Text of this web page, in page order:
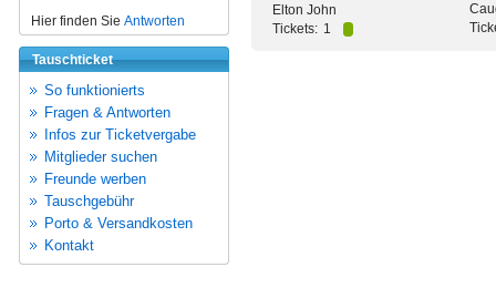
Hier finden Sie Antworten
Tauschticket
So funktionierts
Fragen & Antworten
Infos zur Ticketvergabe
Mitglieder suchen
Freunde werben
Tauschgebühr
Porto & Versandkosten
Kontakt
Elton John
Tickets: 1